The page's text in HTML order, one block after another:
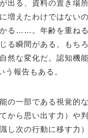
出る、資料の置き場
増えたわけではない
る……。年齢を重ね
る瞬間がある。もち
然な変化だ。認知機
う報告もある。
の一部である視覚的
から思い出す力）や
し次の行動に移す力